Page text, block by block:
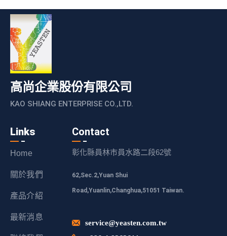
高尚企業股份有限公司
KAO SHIANG ENTERPRISE CO.,LTD.
Links
Home
關於我們
產品介紹
最新消息
Contact
彰化縣員林市員水路二段62號
62,Sec.2,Yuan Shui
Road,Yuanlin,Changhua,51051 Taiwan.
service@yeasten.com.tw